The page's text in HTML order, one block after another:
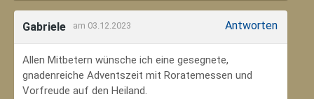
Gabriele am 03.12.2023 Antworten
Allen Mitbetern wünsche ich eine gesegnete,
gnadenreiche Adventszeit mit Roratemessen und
Vorfreude auf den Heiland.